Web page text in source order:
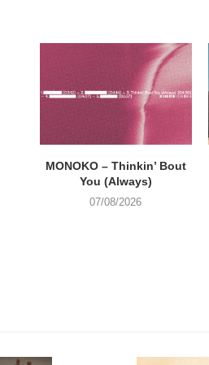
MONOKO – Thinkin’ Bout
You (Always)
07/08/2026